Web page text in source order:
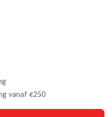
vanaf €250